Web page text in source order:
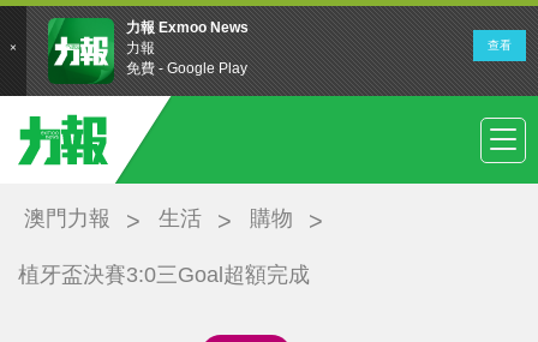
澳門力報 生活 購物
植牙盃決賽3:0三Goal超額完成